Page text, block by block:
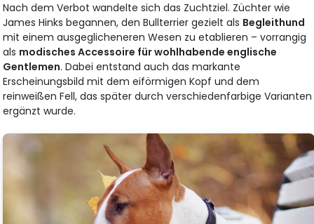
Nach dem Verbot wandelte sich das Zuchtziel. Züchter wie
James Hinks begannen, den Bullterrier gezielt als Begleithund
mit einem ausgeglicheneren Wesen zu etablieren – vorrangig
als modisches Accessoire für wohlhabende englische
Gentlemen. Dabei entstand auch das markante
Erscheinungsbild mit dem eiförmigen Kopf und dem
reinweißen Fell, das später durch verschiedenfarbige Varianten
ergänzt wurde.